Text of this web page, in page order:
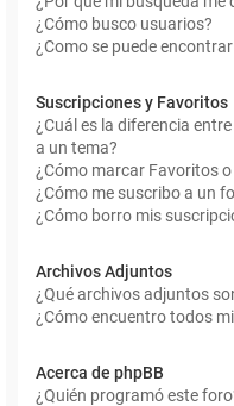
¿Cómo busco usuarios?
¿Como se puede
Suscripciones y Favoritos
¿Cuál es la diferencia
a un tema?
¿Cómo marcar Favoritos
¿Cómo me suscribo a un
¿Cómo borro mis
Archivos Adjuntos
¿Qué archivos adjuntos
¿Cómo encuentro todos
Acerca de phpBB
¿Quién programó este